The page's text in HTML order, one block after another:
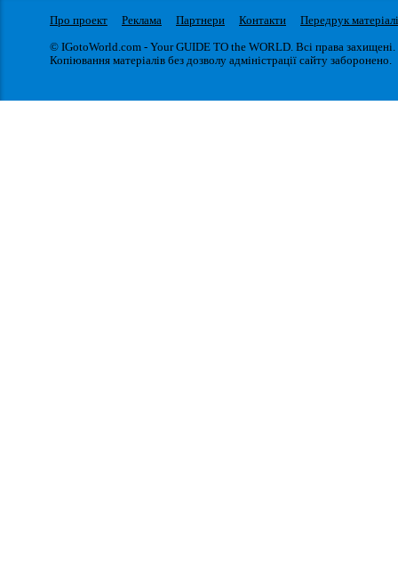
Про проект Реклама Партнери Контакти
Передрук
© IGotoWorld.com - Your GUIDE TO the WORLD. Всі права захищені.
Копіювання матеріалів без дозволу адміністрації сайту заборонено.